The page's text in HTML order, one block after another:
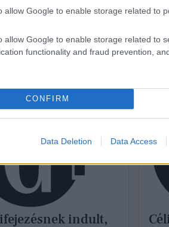
allow Google to enable storage related to
allow Google to enable storage related to
functionality and fraud prevention,
CONFIRM
Data Deletion Data Access
barátsága -
indult,